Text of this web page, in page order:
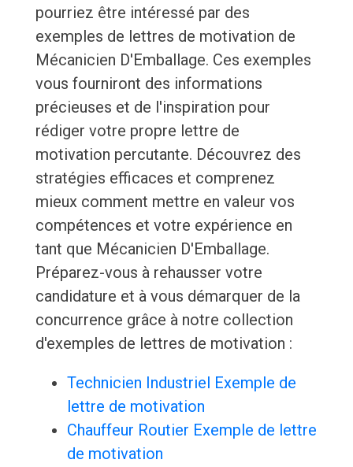
pourriez être intéressé par des
exemples de lettres de motivation de
Mécanicien D'Emballage. Ces exemples
vous fourniront des informations
précieuses et de l'inspiration pour
rédiger votre propre lettre de
motivation percutante. Découvrez des
stratégies efficaces et comprenez
mieux comment mettre en valeur vos
compétences et votre expérience en
tant que Mécanicien D'Emballage.
Préparez-vous à rehausser votre
candidature et à vous démarquer de la
concurrence grâce à notre collection
d'exemples de lettres de motivation :
Technicien Industriel Exemple de
lettre de motivation
Chauffeur Routier Exemple de lettre
de motivation